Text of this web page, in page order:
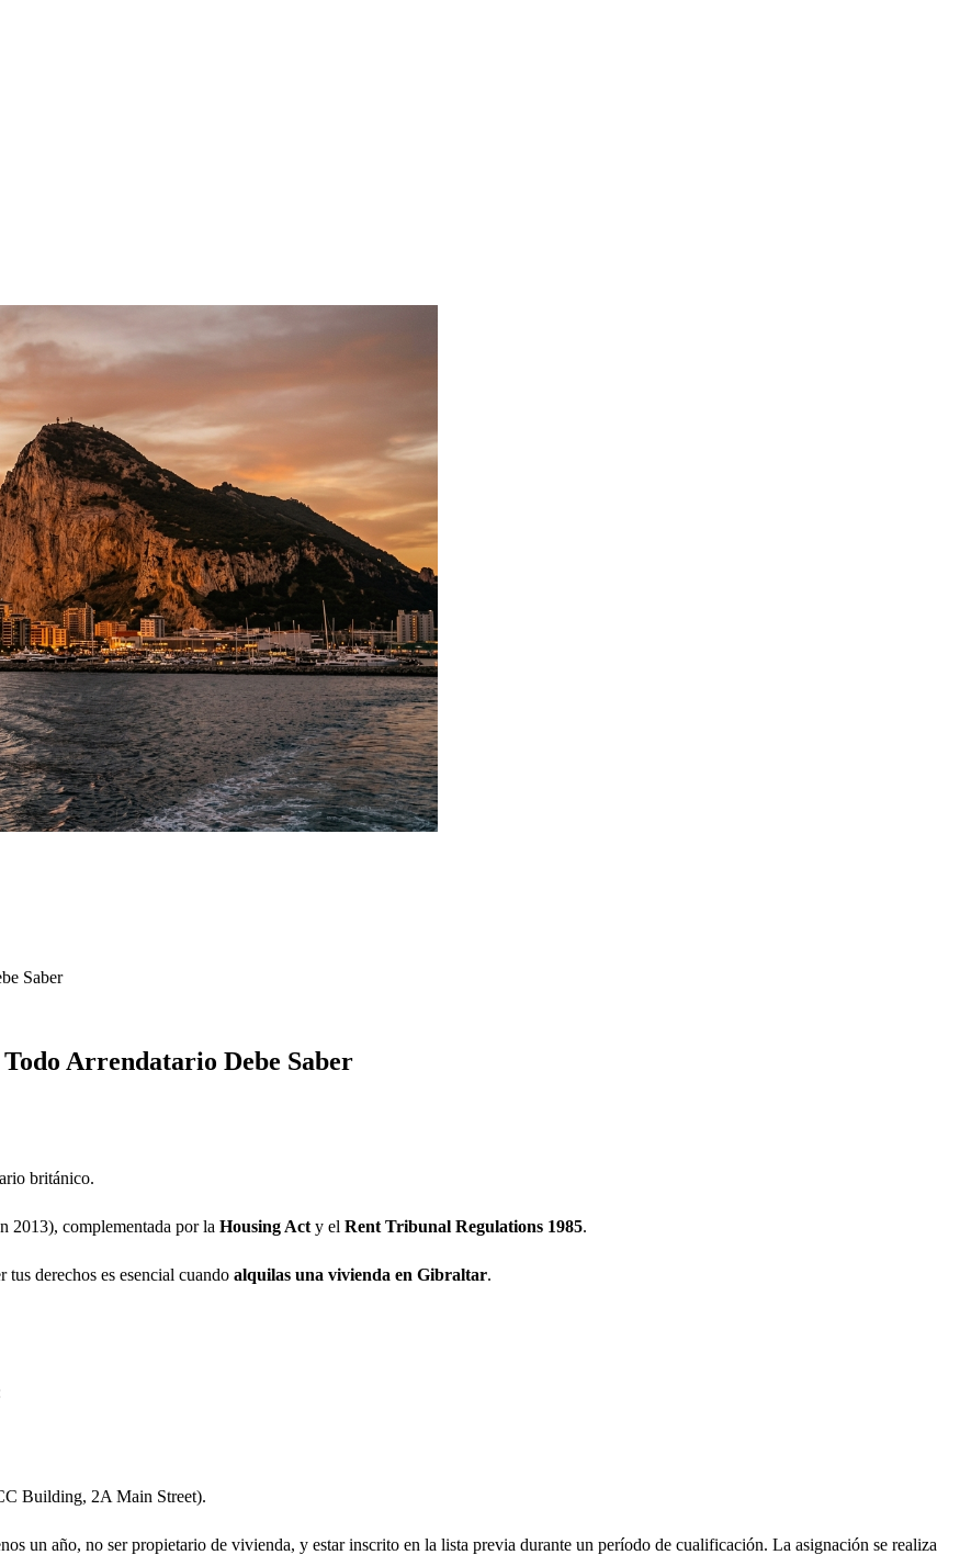
Saber
Arrendatario Debe Saber
británico.
2013), complementada por la Housing Act y el Rent Tribunal Regulations 1985.
derechos es esencial cuando alquilas una vivienda en Gibraltar.
Building, 2A Main Street).
un año, no ser propietario de vivienda, y estar inscrito en la lista previa durante un período de cualificación. La asignación se realiza